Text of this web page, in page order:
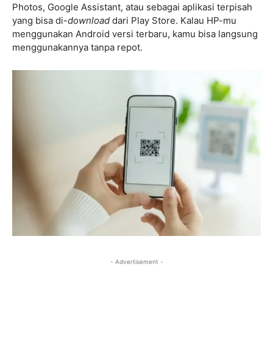
Photos, Google Assistant, atau sebagai aplikasi terpisah
yang bisa di-download dari Play Store. Kalau HP-mu
menggunakan Android versi terbaru, kamu bisa langsung
menggunakannya tanpa repot.
- Advertisement -